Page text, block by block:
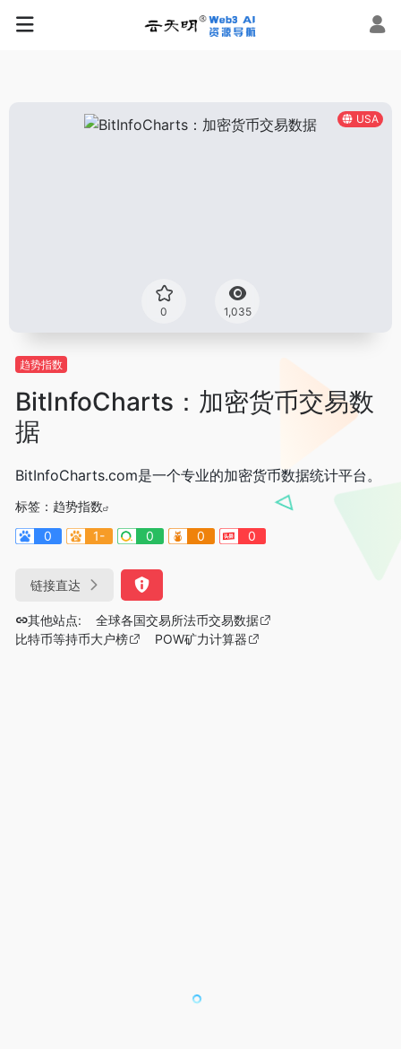
USA
0 1,035
趋势指数
BitInfoCharts：加密货币交易数
据
BitInfoCharts.com是一个专业的加密货币数据统计平台。
标签： 趋势指数
0
1- 0 0 0
链接直达
其他站点:
全球各国交易所法币交易数据
比特币等持币大户榜
POW矿力计算器